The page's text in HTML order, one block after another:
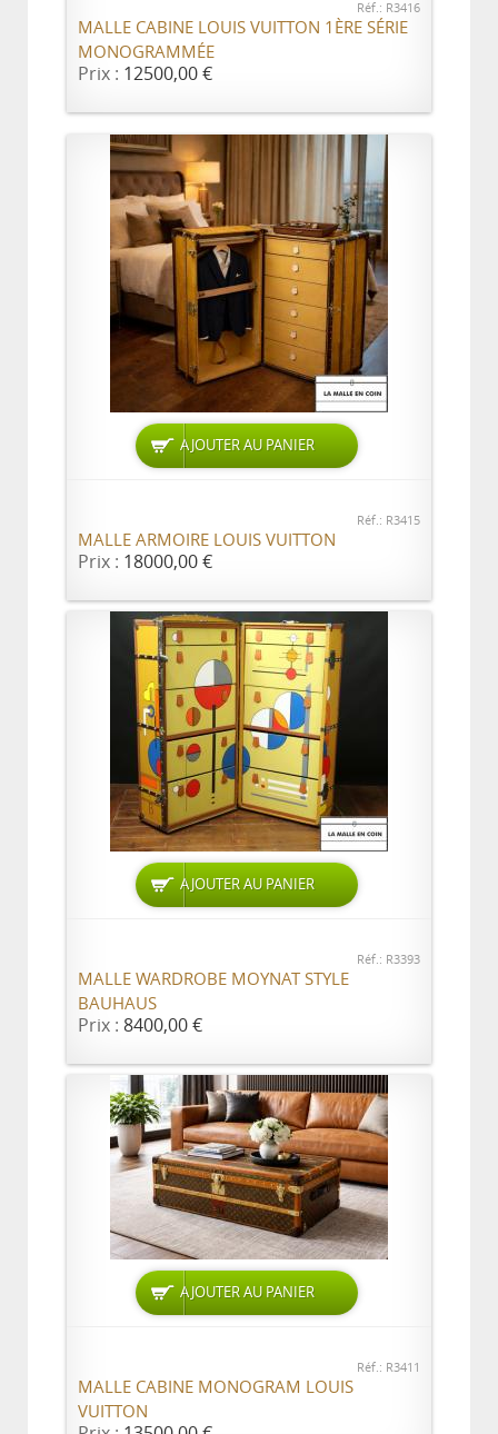
Réf.: R3416
MALLE CABINE LOUIS VUITTON 1ÈRE SÉRIE
MONOGRAMMÉE
Prix : 12500,00 €
AJOUTER AU PANIER
Réf.: R3415
MALLE ARMOIRE LOUIS VUITTON
Prix : 18000,00 €
AJOUTER AU PANIER
Réf.: R3393
MALLE WARDROBE MOYNAT STYLE
BAUHAUS
Prix : 8400,00 €
AJOUTER AU PANIER
Réf.: R3411
MALLE CABINE MONOGRAM LOUIS
VUITTON